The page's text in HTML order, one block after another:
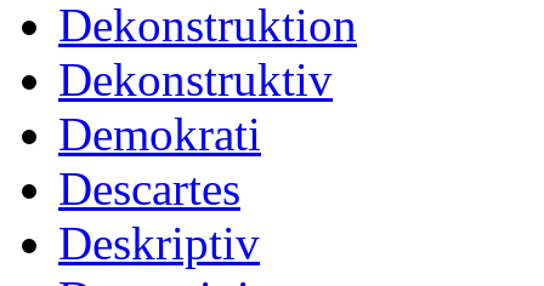
Dekonstruktion
Dekonstruktiv
Demokrati
Descartes
Deskriptiv